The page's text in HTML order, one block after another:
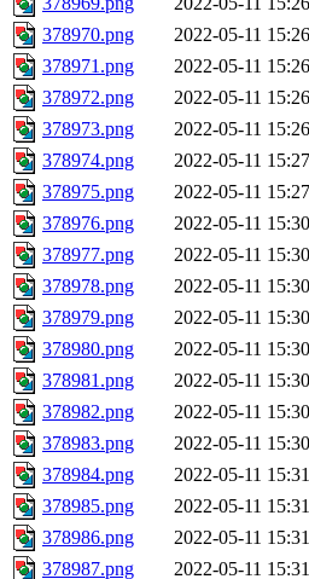
378970.png
2022-05-11 15:26
378971.png
2022-05-11 15:26
378972.png
2022-05-11 15:26
378973.png
2022-05-11 15:26
378974.png
2022-05-11 15:27
378975.png
2022-05-11 15:27
378976.png
2022-05-11 15:30
378977.png
2022-05-11 15:30
378978.png
2022-05-11 15:30
378979.png
2022-05-11 15:30
378980.png
2022-05-11 15:30
378981.png
2022-05-11 15:30
378982.png
2022-05-11 15:30
378983.png
2022-05-11 15:30
378984.png
2022-05-11 15:31
378985.png
2022-05-11 15:31
378986.png
2022-05-11 15:31
378987.png
2022-05-11 15:31